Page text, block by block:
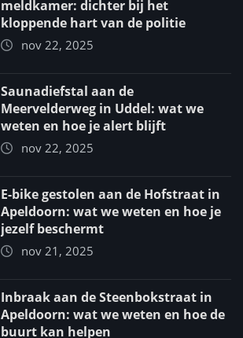
meldkamer: dichter bij het
kloppende hart van de politie
nov 22, 2025
Saunadiefstal aan de
Meervelderweg in Uddel: wat we
weten en hoe je alert blijft
nov 22, 2025
E-bike gestolen aan de Hofstraat in
Apeldoorn: wat we weten en hoe je
jezelf beschermt
nov 21, 2025
Inbraak aan de Steenbokstraat in
Apeldoorn: wat we weten en hoe de
buurt kan helpen